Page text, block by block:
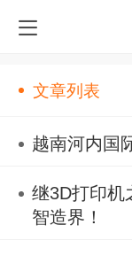
文章列表
越南河内国
继3D打印机
智造界！